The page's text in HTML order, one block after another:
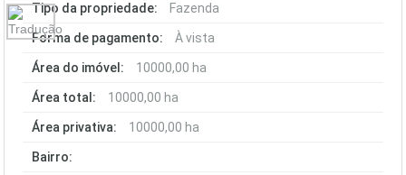
Tipo da propriedade: Fazenda
Forma de pagamento: À vista
Área do imóvel: 10000,00 ha
Área total: 10000,00 ha
Área privativa: 10000,00 ha
Bairro: